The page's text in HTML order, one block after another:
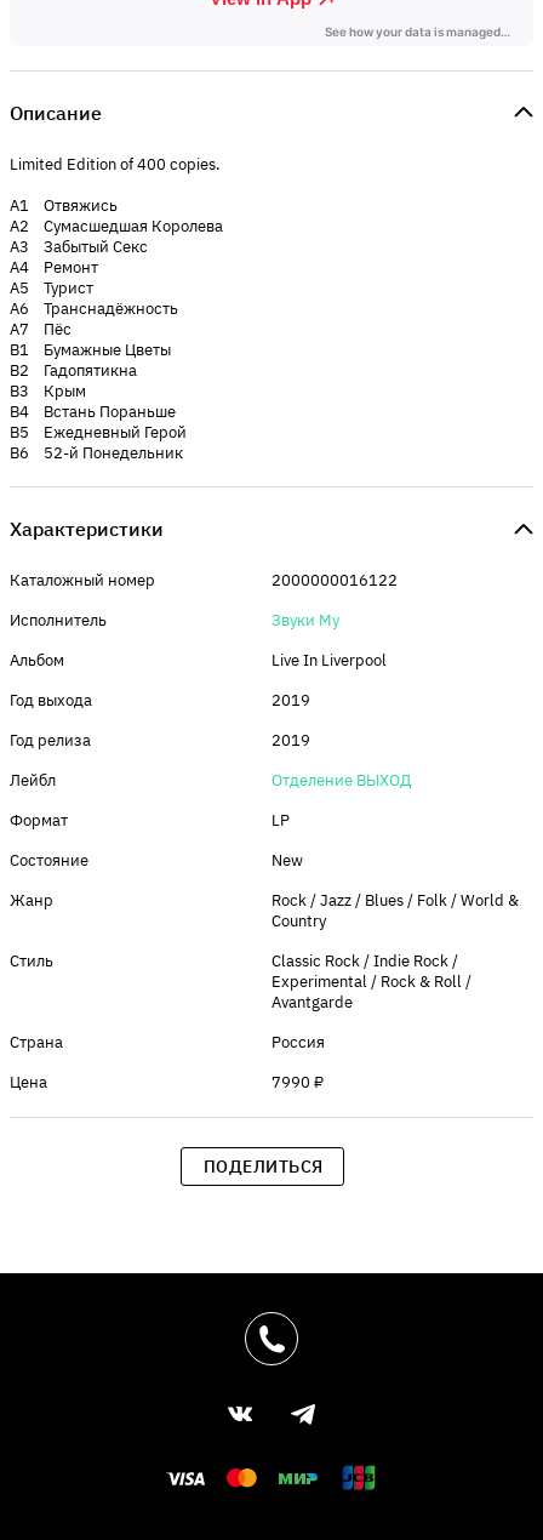
Описание
Limited Edition of 400 copies.
A1 Отвяжись
A2 Сумасшедшая Королева
A3 Забытый Секс
A4 Ремонт
A5 Турист
A6 Транснадёжность
A7 Пёс
B1 Бумажные Цветы
B2 Гадопятикна
B3 Крым
B4 Встань Пораньше
B5 Ежедневный Герой
B6 52-й Понедельник
Характеристики
Каталожный номер
2000000016122
Исполнитель
Звуки Му
Альбом
Live In Liverpool
Год выхода
2019
Год релиза
2019
Лейбл
Отделение ВЫХОД
Формат
LP
Состояние
New
Жанр
Rock / Jazz / Blues / Folk / World &
Country
Стиль
Classic Rock / Indie Rock /
Experimental / Rock & Roll /
Avantgarde
Страна
Россия
Цена
7990 ₽
ПОДЕЛИТЬСЯ